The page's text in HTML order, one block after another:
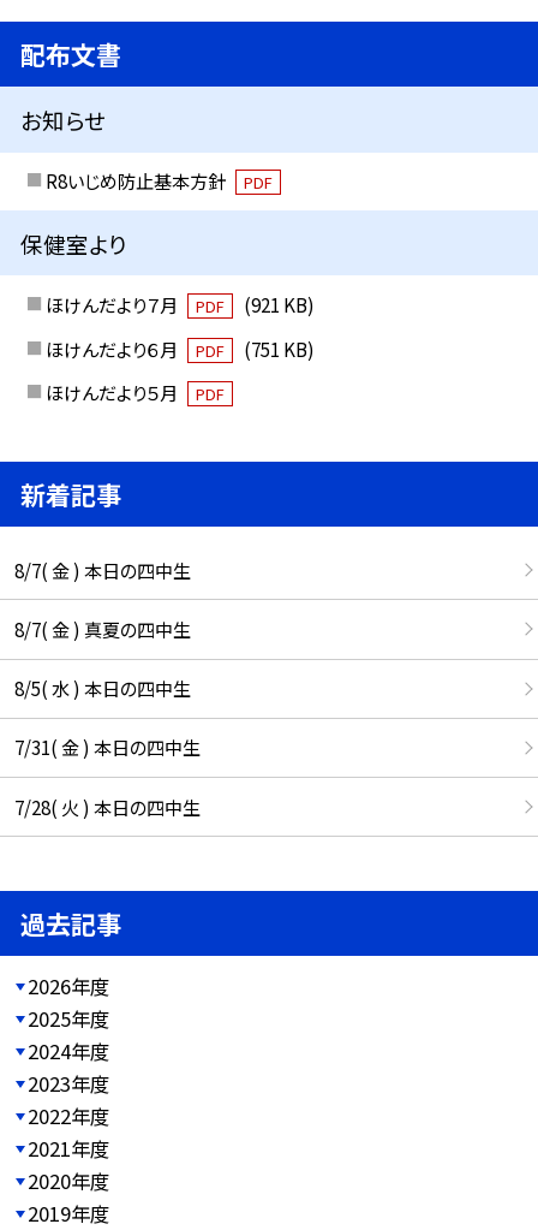
配布文書
お知らせ
R8いじめ防止基本方針 PDF
保健室より
ほけんだより７月 PDF
(921 KB)
ほけんだより６月
PDF
(751 KB)
ほけんだより５月
PDF
新着記事
8/7( 金 ) 本日の四中生
8/7( 金 ) 真夏の四中生
8/5( 水 ) 本日の四中生
7/31( 金 ) 本日の四中生
7/28( 火 ) 本日の四中生
過去記事
2026年度
2025年度
2024年度
2023年度
2022年度
2021年度
2020年度
2019年度